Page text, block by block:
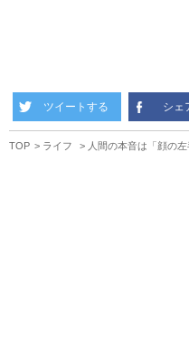
ツイートする シェ
TOP ライフ 人間の本音は「顔の